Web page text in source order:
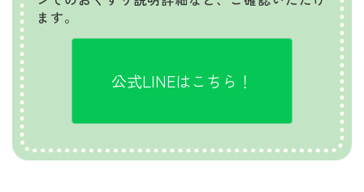
ます。
公式LINEはこちら！